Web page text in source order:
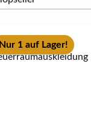
Nur 1 auf Lager!